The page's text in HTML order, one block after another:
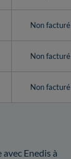
Non facturé
Non facturé
Non facturé
Enedis à